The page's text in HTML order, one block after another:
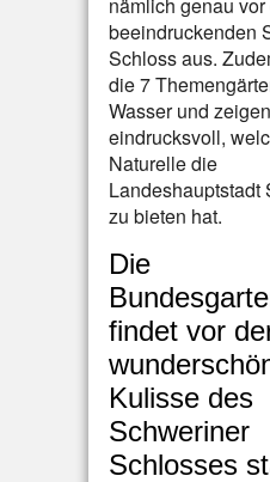
beeindruckenden
Schloss aus.
die 7
Wasser und zeigen
eindrucksvoll,
Naturelle die
Landeshauptstadt
zu bieten hat.
Die
findet vor
Kulisse des
Schweriner
Schlosses